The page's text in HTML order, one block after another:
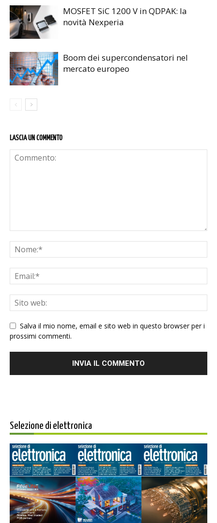
MOSFET SiC 1200 V in QDPAK: la
novità Nexperia
Boom dei supercondensatori nel
mercato europeo
LASCIA UN COMMENTO
Salva il mio nome, email e sito web in questo browser per i
prossimi commenti.
Selezione di elettronica